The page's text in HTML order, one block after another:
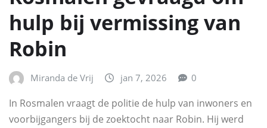
hulp bij vermissing van
Robin
Miranda de Vrij jan 7, 2026 0
In Rosmalen vraagt de politie de hulp van inwoners en
voorbijgangers bij de zoektocht naar Robin. Hij werd